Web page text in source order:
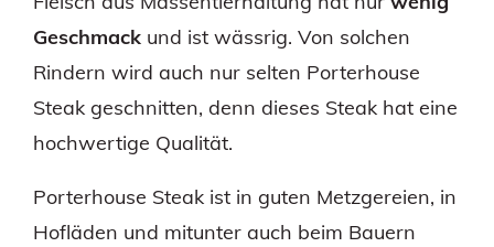
Geschmack und ist wässrig. Von solchen
Rindern wird auch nur selten Porterhouse
Steak geschnitten, denn dieses Steak hat eine
hochwertige Qualität.
Porterhouse Steak ist in guten Metzgereien, in
Hofläden und mitunter auch beim Bauern